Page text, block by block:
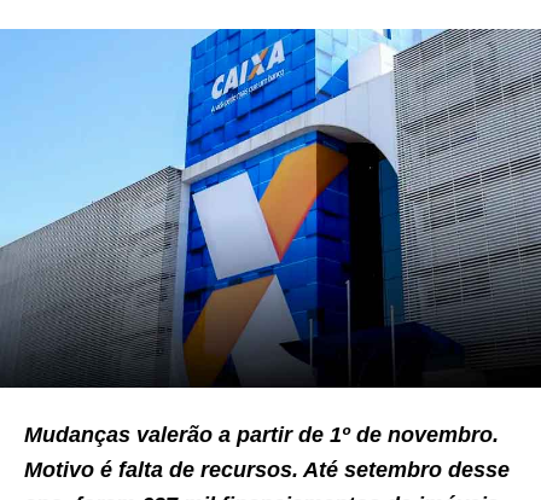
Mudanças valerão a partir de 1º de novembro.
Motivo é falta de recursos. Até setembro desse